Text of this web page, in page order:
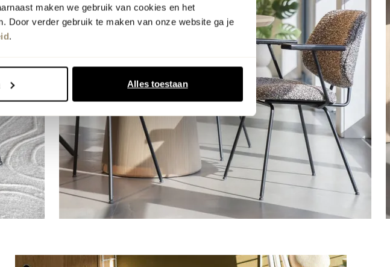
maken we gebruik van cookies en het
Door verder gebruik te maken van onze website ga je
.
Alles toestaan